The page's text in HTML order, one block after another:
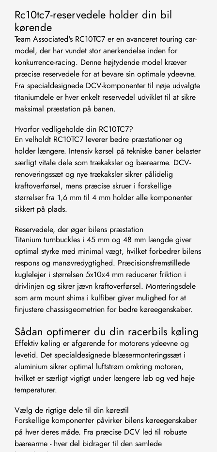
Rc10tc7-reservedele holder din bil
kørende
Team Associated's RC10TC7 er en avanceret touring car-
model, der har vundet stor anerkendelse inden for
konkurrence-racing. Denne højtydende model kræver
præcise reservedele for at bevare sin optimale ydeevne.
Fra specialdesignede DCV-komponenter til nøje udvalgte
titaniumdele er hver enkelt reservedel udviklet til at sikre
maksimal præstation på banen.
Hvorfor vedligeholde din RC10TC7?
En velholdt RC10TC7 leverer bedre præstationer og
holder længere. Intensiv kørsel på tekniske baner belaster
særligt vitale dele som trækaksler og bærearme. DCV-
renoveringssæt og nye trækaksler sikrer pålidelig
kraftoverførsel, mens præcise skruer i forskellige
størrelser fra 1,6 mm til 4 mm holder alle komponenter
sikkert på plads.
Reservedele, der øger bilens præstation
Titanium turnbuckles i 45 mm og 48 mm længde giver
optimal styrke med minimal vægt, hvilket forbedrer bilens
respons og manøvredygtighed. Præcisionsfremstillede
kuglelejer i størrelsen 5x10x4 mm reducerer friktion i
drivlinjen og sikrer jævn kraftoverførsel. Monteringsdele
som arm mount shims i kulfiber giver mulighed for at
finjustere chassisgeometrien for bedre køreegenskaber.
Sådan optimerer du din racerbils køling
Effektiv køling er afgørende for motorens ydeevne og
levetid. Det specialdesignede blæsermonteringssæt i
aluminium sikrer optimal luftstrøm omkring motoren,
hvilket er særligt vigtigt under længere løb og ved høje
temperaturer.
Vælg de rigtige dele til din kørestil
Forskellige komponenter påvirker bilens køreegenskaber
på hver deres måde. Fra præcise DCV led til robuste
bærearme - hver del bidrager til den samlede